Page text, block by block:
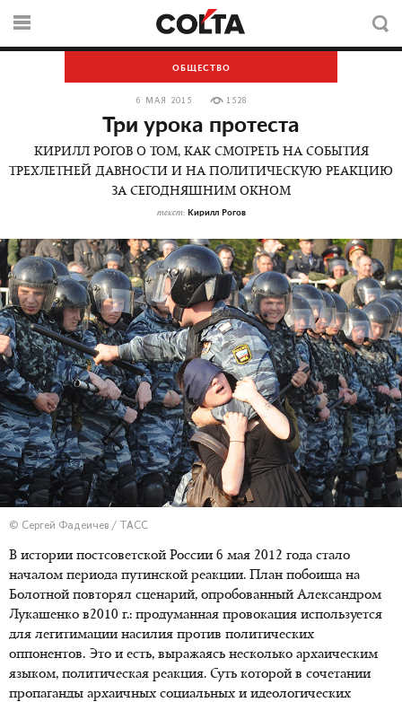
ОБЩЕСТВО
6 МАЯ 2015 1528
Три урока протеста
КИРИЛЛ РОГОВ О ТОМ, КАК СМОТРЕТЬ НА СОБЫТИЯ
ТРЕХЛЕТНЕЙ ДАВНОСТИ И НА ПОЛИТИЧЕСКУЮ РЕАКЦИЮ
ЗА СЕГОДНЯШНИМ ОКНОМ
текст: Кирилл Рогов
© Сергей Фадеичев / ТАСС
В истории постсоветской России 6 мая 2012 года стало
началом периода путинской реакции. План побоища на
Болотной повторял сценарий, опробованный Александром
Лукашенко в2010 г.: продуманная провокация используется
для легитимации насилия против политических
оппонентов. Это и есть, выражаясь несколько архаическим
языком, политическая реакция. Суть которой в сочетании
пропаганды архаичных социальных и идеологических